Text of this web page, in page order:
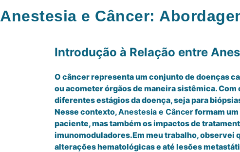
Anestesia e Câncer:
Introdução à Relação entre
O câncer representa um conjunto de doenças
ou acometer órgãos de maneira sistêmica.
diferentes estágios da doença, seja para
Nesse contexto,Anestesia e Câncerformam
paciente, mas também os impactos de
imunomoduladores.Em meu trabalho,
alterações hematológicas e até lesões